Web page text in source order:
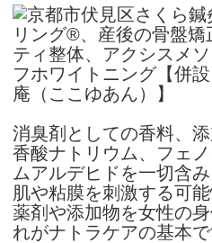
消臭剤としての香料、
香酸ナトリウム、フェ
ムアルデヒドを一切含み
肌や粘膜を刺激する可
薬剤や添加物を女性の
れがナトラケアの基本で